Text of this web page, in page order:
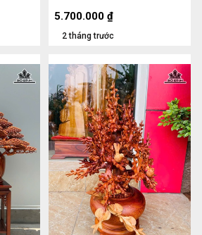
2 tháng trước
5.700.000 ₫